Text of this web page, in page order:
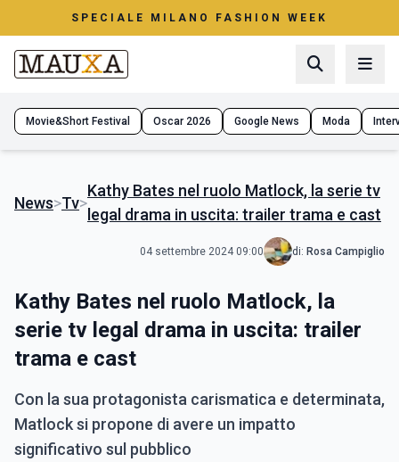
SPECIALE MILANO FASHION WEEK
Movie&Short Festival Oscar 2026 Google News Moda
News>Tv>
Kathy Bates nel ruolo Matlock, la serie tv
legal drama in uscita: trailer trama e cast
04 settembre 2024 09:00 di: Rosa Campiglio
Kathy Bates nel ruolo Matlock, la
serie tv legal drama in uscita: trailer
trama e cast
Con la sua protagonista carismatica e determinata,
Matlock si propone di avere un impatto
significativo sul pubblico